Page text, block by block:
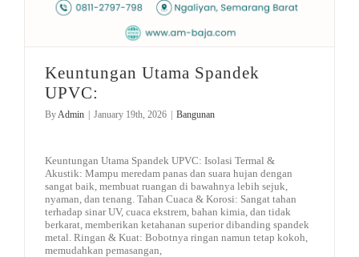
Keuntungan Utama Spandek
UPVC:
By Admin | January 19th, 2026 | Bangunan
Keuntungan Utama Spandek UPVC: Isolasi Termal &
Akustik: Mampu meredam panas dan suara hujan dengan
sangat baik, membuat ruangan di bawahnya lebih sejuk,
nyaman, dan tenang. Tahan Cuaca & Korosi: Sangat tahan
terhadap sinar UV, cuaca ekstrem, bahan kimia, dan tidak
berkarat, memberikan ketahanan superior dibanding spandek
metal. Ringan & Kuat: Bobotnya ringan namun tetap kokoh,
memudahkan pemasangan,